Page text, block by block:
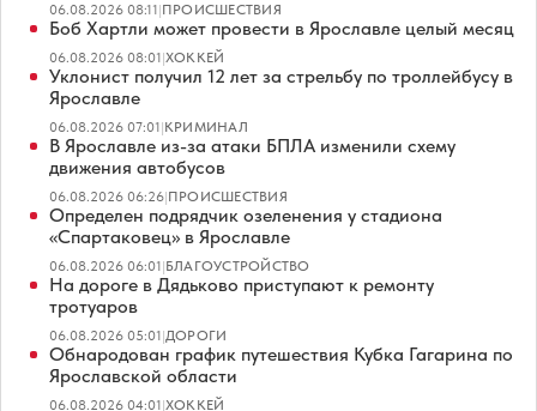
06.08.2026 08:11|ПРОИСШЕСТВИЯ
Боб Хартли может провести в Ярославле целый месяц
06.08.2026 08:01|ХОККЕЙ
Уклонист получил 12 лет за стрельбу по троллейбусу в
Ярославле
06.08.2026 07:01|КРИМИНАЛ
В Ярославле из-за атаки БПЛА изменили схему
движения автобусов
06.08.2026 06:26|ПРОИСШЕСТВИЯ
Определен подрядчик озеленения у стадиона
«Спартаковец» в Ярославле
06.08.2026 06:01|БЛАГОУСТРОЙСТВО
На дороге в Дядьково приступают к ремонту
тротуаров
06.08.2026 05:01|ДОРОГИ
Обнародован график путешествия Кубка Гагарина по
Ярославской области
06.08.2026 04:01|ХОККЕЙ